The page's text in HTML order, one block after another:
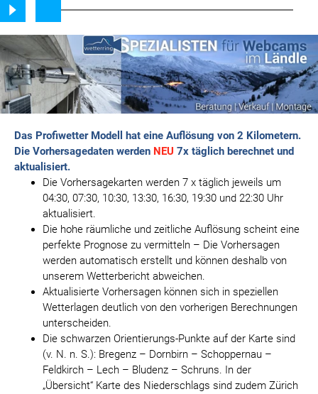
Das Profiwetter Modell hat eine Auflösung von 2 Kilometern.
Die Vorhersagedaten werden NEU 7x täglich berechnet und
aktualisiert.
Die Vorhersagekarten werden 7 x täglich jeweils um
04:30, 07:30, 10:30, 13:30, 16:30, 19:30 und 22:30 Uhr
aktualisiert.
Die hohe räumliche und zeitliche Auflösung scheint eine
perfekte Prognose zu vermitteln – Die Vorhersagen
werden automatisch erstellt und können deshalb von
unserem Wetterbericht abweichen.
Aktualisierte Vorhersagen können sich in speziellen
Wetterlagen deutlich von den vorherigen Berechnungen
unterscheiden.
Die schwarzen Orientierungs-Punkte auf der Karte sind
(v. N. n. S.): Bregenz – Dornbirn – Schoppernau –
Feldkirch – Lech – Bludenz – Schruns. In der
„Übersicht“ Karte des Niederschlags sind zudem Zürich